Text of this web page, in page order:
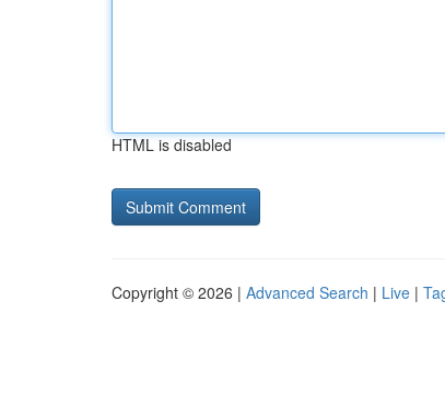
HTML is disabled
Copyright © 2026 | Advanced Search | Live |